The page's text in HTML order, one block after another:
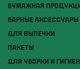
БУМАЖНАЯ
БАРНЫЕ АКСЕССУАРЫ
ДЛЯ ВЫПЕЧКИ
ПАКЕТЫ
ДЛЯ УБОРКИ И